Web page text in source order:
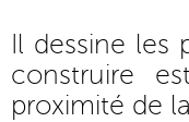
Il dessine
construire
proximité de